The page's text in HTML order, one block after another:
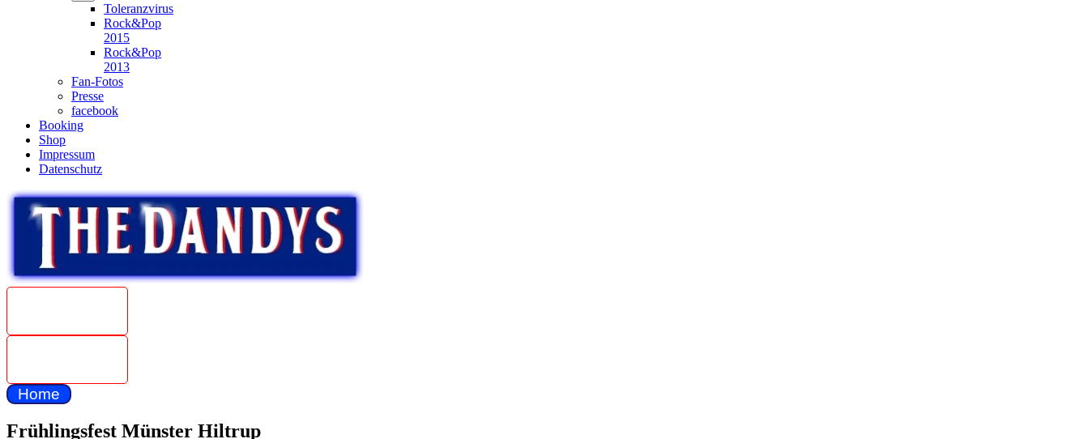
Toleranzvirus
Rock&Pop
2015
Rock&Pop
2013
Fan-Fotos
Presse
facebook
Booking
Shop
Impressum
Datenschutz
Home
Frühlingsfest Münster Hiltrup